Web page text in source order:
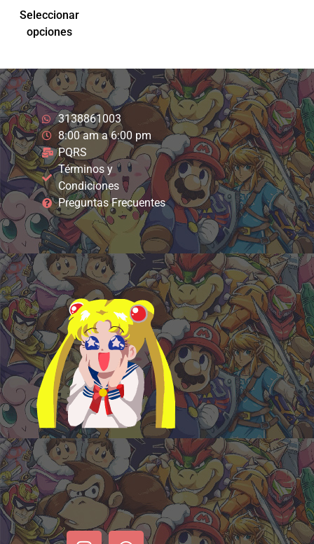
Seleccionar
opciones
3138861003
8:00 am a 6:00 pm
PQRS
Términos y
Condiciones
Preguntas Frecuentes